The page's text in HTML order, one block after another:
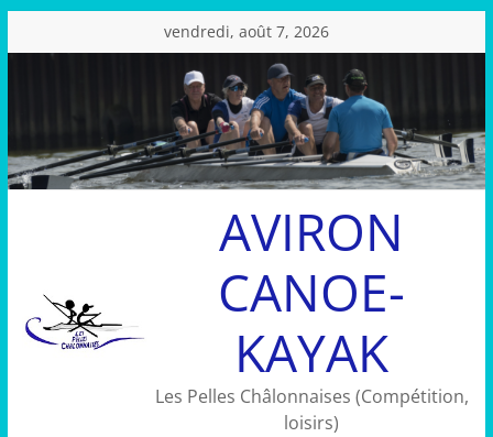
au
vendredi, août 7, 2026
AVIRON
CANOE-
KAYAK
Les Pelles Châlonnaises (Compétition,
loisirs)